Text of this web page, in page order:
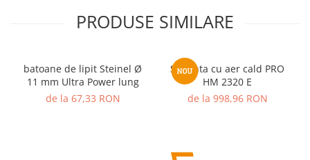
PRODUSE SIMILARE
batoane de lipit Steinel Ø
11 mm Ultra Power lung
de la 67,33 RON
Suflanta cu aer cald PRO
HM 2320 E
de la 998,96 RON